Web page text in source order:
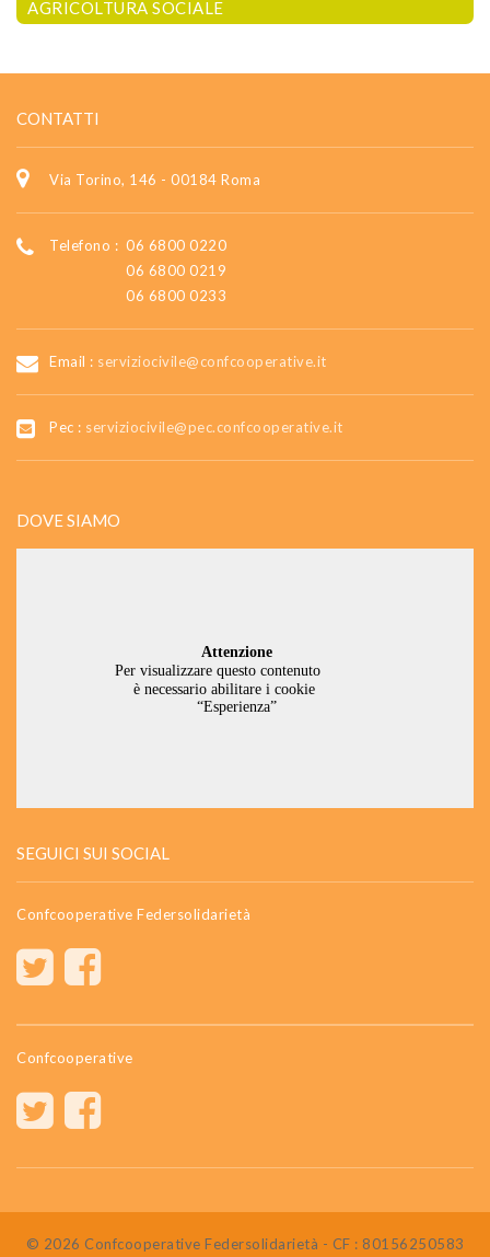
AGRICOLTURA SOCIALE
CONTATTI
Via Torino, 146 - 00184 Roma
Telefono : 06 6800 0220
06 6800 0219
06 6800 0233
Email : serviziocivile@confcooperative.it
Pec : serviziocivile@pec.confcooperative.it
DOVE SIAMO
SEGUICI SUI SOCIAL
Confcooperative Federsolidarietà
Confcooperative
© 2026 Confcooperative Federsolidarietà - CF : 80156250583